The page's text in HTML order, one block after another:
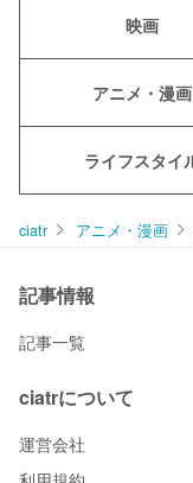
映画
アニメ・漫画
ライフスタイ
ciatr アニメ・漫画
記事情報
記事一覧
ciatrについて
運営会社